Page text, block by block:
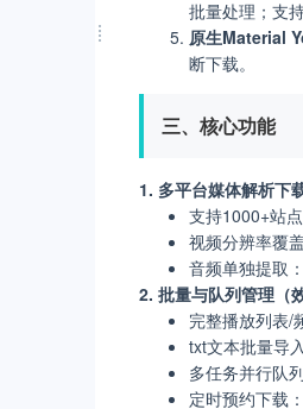
批量处理；支
原生Material
断下载。
三、核心功能
1. 多平台媒体解析下
支持1000+站
视频分辨率覆
音频单独提取
2. 批量与队列管理（
完整播放列表/
txt文本批量导
多任务并行队
定时预约下载